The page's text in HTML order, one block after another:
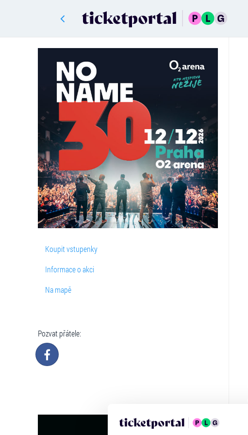
Koupit vstupenky
Informace o akci
Na mapě
Pozvat přátele: